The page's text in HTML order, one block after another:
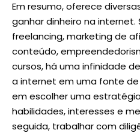
Em resumo, oferece
ganhar dinheiro na internet.
freelancing, marketing de
conteúdo,
cursos, há uma infinidade
a internet em uma fonte
em escolher uma
habilidades, interesses e
seguida, trabalhar com